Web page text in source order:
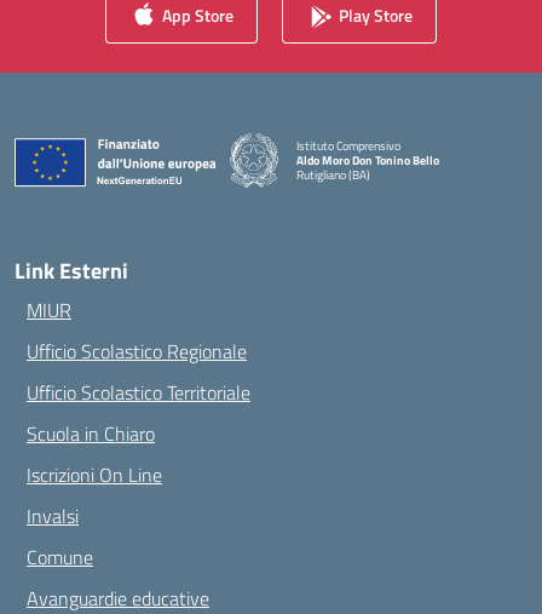
App Store Play Store
Istituto Comprensivo
Aldo Moro Don Tonino Bello
Rutigliano (BA)
— Visita la pagina iniziale della scuola
Link Esterni
MIUR
Ufficio Scolastico Regionale
Ufficio Scolastico Territoriale
Scuola in Chiaro
Iscrizioni On Line
Invalsi
Comune
Avanguardie educative